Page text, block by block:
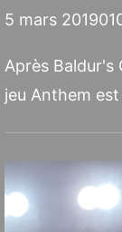
5 mars 20190
Après Baldur's
jeu Anthem